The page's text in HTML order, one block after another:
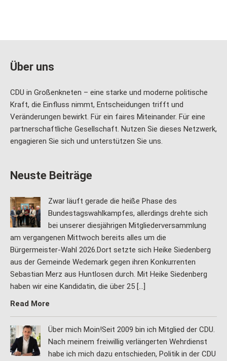
Über uns
CDU in Großenkneten – eine starke und moderne politische
Kraft, die Einfluss nimmt, Entscheidungen trifft und
Veränderungen bewirkt. Für ein faires Miteinander. Für eine
partnerschaftliche Gesellschaft. Nutzen Sie dieses Netzwerk,
engagieren Sie sich und unterstützen Sie uns.
Neuste Beiträge
Zwar läuft gerade die heiße Phase des
Bundestagswahlkampfes, allerdings drehte sich
bei unserer diesjährigen Mitgliederversammlung
am vergangenen Mittwoch bereits alles um die
Bürgermeister-Wahl 2026.Dort setzte sich Heike Siedenberg
aus der Gemeinde Wedemark gegen ihren Konkurrenten
Sebastian Merz aus Huntlosen durch. Mit Heike Siedenberg
haben wir eine Kandidatin, die über 25 […]
Read More
Über mich Moin!Seit 2009 bin ich Mitglied der CDU.
Nach meinem freiwillig verlängerten Wehrdienst
habe ich mich dazu entschieden, Politik in der CDU